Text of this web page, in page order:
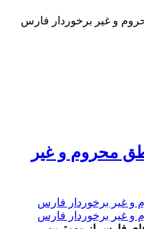
و غیر برخوردار فارس
محروم و غیر